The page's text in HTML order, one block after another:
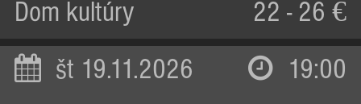
Dom kultúry 22 - 26 €
št 19.11.2026 19:00